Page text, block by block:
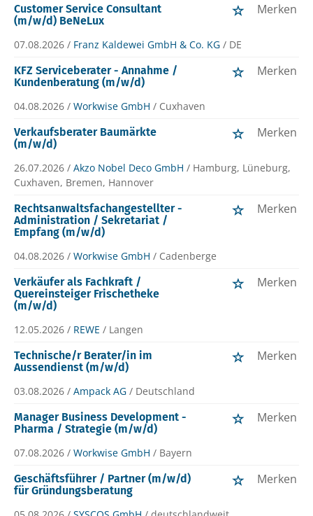
Customer Service Consultant
(m/w/d) BeNeLux
Merken
07.08.2026 / Franz Kaldewei GmbH & Co. KG / DE
KFZ Serviceberater - Annahme /
Kundenberatung (m/w/d)
Merken
04.08.2026 / Workwise GmbH / Cuxhaven
Verkaufsberater Baumärkte
(m/w/d)
Merken
26.07.2026 / Akzo Nobel Deco GmbH / Hamburg, Lüneburg,
Cuxhaven, Bremen, Hannover
Rechtsanwaltsfachangestellter -
Administration / Sekretariat /
Empfang (m/w/d)
Merken
04.08.2026 / Workwise GmbH / Cadenberge
Verkäufer als Fachkraft /
Quereinsteiger Frischetheke
(m/w/d)
Merken
12.05.2026 / REWE / Langen
Technische/r Berater/in im
Aussendienst (m/w/d)
Merken
03.08.2026 / Ampack AG / Deutschland
Manager Business Development -
Pharma / Strategie (m/w/d)
Merken
07.08.2026 / Workwise GmbH / Bayern
Geschäftsführer / Partner (m/w/d)
für Gründungsberatung
Merken